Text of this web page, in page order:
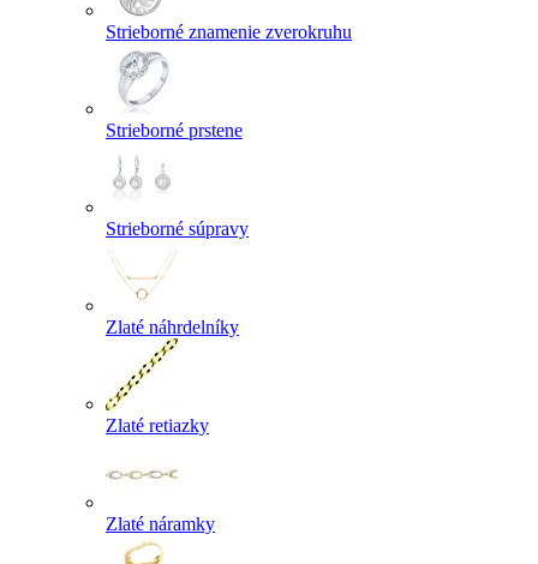
Strieborné znamenie zverokruhu
Strieborné prstene
Strieborné súpravy
Zlaté náhrdelníky
Zlaté retiazky
Zlaté náramky